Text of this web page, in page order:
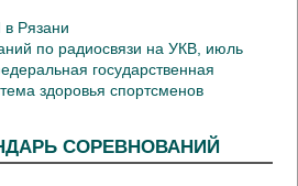
Рязани
по радиосвязи на УКВ, июль
государственная
здоровья спортсменов
СОРЕВНОВАНИЙ